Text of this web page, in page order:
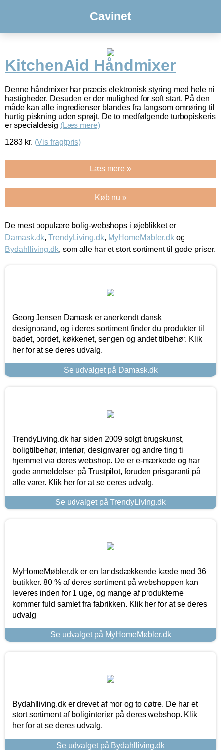
Cavinet
KitchenAid Håndmixer
Denne håndmixer har præcis elektronisk styring med hele ni
hastigheder. Desuden er der mulighed for soft start. På den
måde kan alle ingredienser blandes fra langsom omrøring til
hurtig piskning uden sprøjt. De to medfølgende turbopiskeris
er specialdesig (Læs mere)
1283 kr. (Vis fragtpris)
Læs mere »
Køb nu »
De mest populære bolig-webshops i øjeblikket er
Damask.dk, TrendyLiving.dk, MyHomeMøbler.dk og
Bydahlliving.dk, som alle har et stort sortiment til gode priser.
Georg Jensen Damask er anerkendt dansk
designbrand, og i deres sortiment finder du produkter til
badet, bordet, køkkenet, sengen og andet tilbehør. Klik
her for at se deres udvalg.
Se udvalget på Damask.dk
TrendyLiving.dk har siden 2009 solgt brugskunst,
boligtilbehør, interiør, designvarer og andre ting til
hjemmet via deres webshop. De er e-mærkede og har
gode anmeldelser på Trustpilot, foruden prisgaranti på
alle varer. Klik her for at se deres udvalg.
Se udvalget på TrendyLiving.dk
MyHomeMøbler.dk er en landsdækkende kæde med 36
butikker. 80 % af deres sortiment på webshoppen kan
leveres inden for 1 uge, og mange af produkterne
kommer fuld samlet fra fabrikken. Klik her for at se deres
udvalg.
Se udvalget på MyHomeMøbler.dk
Bydahlliving.dk er drevet af mor og to døtre. De har et
stort sortiment af boliginteriør på deres webshop. Klik
her for at se deres udvalg.
Se udvalget på Bydahlliving.dk